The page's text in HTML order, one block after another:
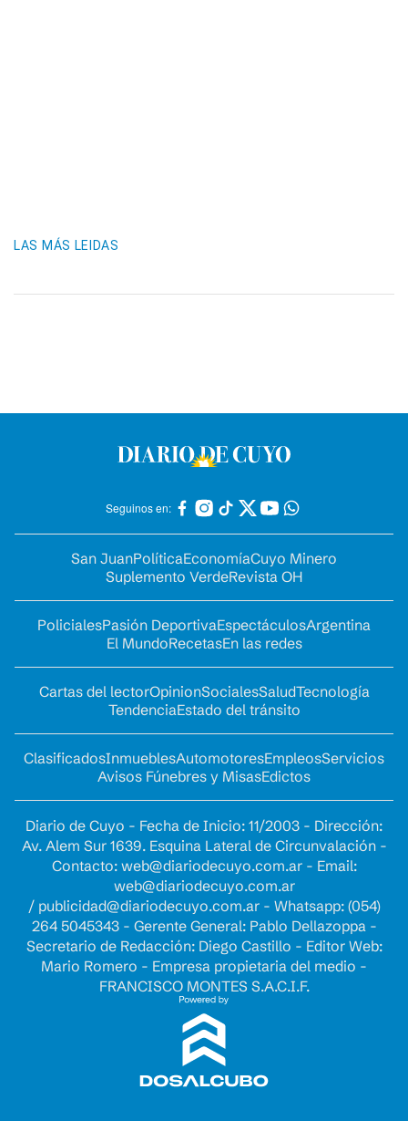
LAS MÁS LEIDAS
Seguinos en:
San JuanPolíticaEconomíaCuyo Minero
Suplemento VerdeRevista OH
PolicialesPasión DeportivaEspectáculosArgentina
El MundoRecetasEn las redes
Cartas del lectorOpinionSocialesSaludTecnología
TendenciaEstado del tránsito
ClasificadosInmueblesAutomotoresEmpleosServicios
Avisos Fúnebres y MisasEdictos
Diario de Cuyo - Fecha de Inicio: 11/2003 - Dirección:
Av. Alem Sur 1639. Esquina Lateral de Circunvalación -
Contacto: web@diariodecuyo.com.ar- Email:
web@diariodecuyo.com.ar
/ publicidad@diariodecuyo.com.ar- Whatsapp: (054)
264 5045343 - Gerente General: Pablo Dellazoppa -
Secretario de Redacción: Diego Castillo - Editor Web:
Mario Romero - Empresa propietaria del medio -
FRANCISCO MONTES S.A.C.I.F.